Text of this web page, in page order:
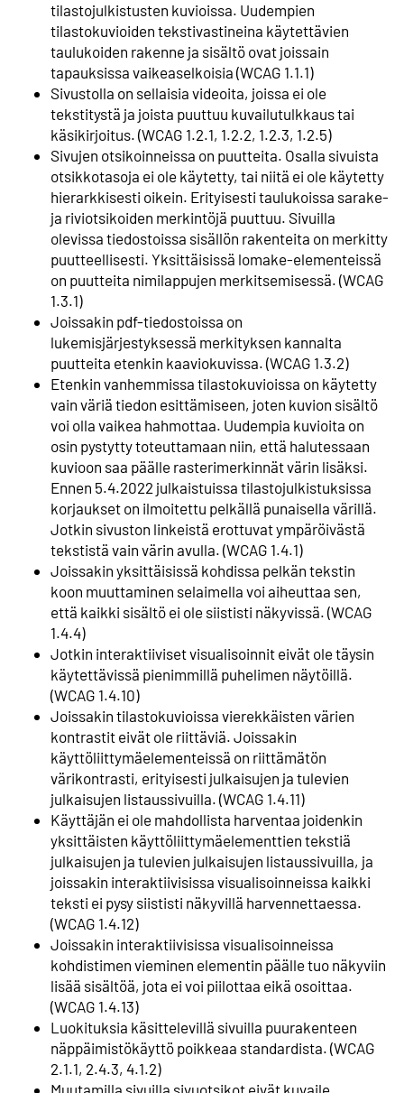
tilastojulkistusten kuvioissa. Uudempien
tilastokuvioiden tekstivastineina käytettävien
taulukoiden rakenne ja sisältö ovat joissain
tapauksissa vaikeaselkoisia (WCAG 1.1.1)
Sivustolla on sellaisia videoita, joissa ei ole
tekstitystä ja joista puuttuu kuvailutulkkaus tai
käsikirjoitus. (WCAG 1.2.1, 1.2.2, 1.2.3, 1.2.5)
Sivujen otsikoinneissa on puutteita. Osalla sivuista
otsikkotasoja ei ole käytetty, tai niitä ei ole käytetty
hierarkkisesti oikein. Erityisesti taulukoissa sarake-
ja riviotsikoiden merkintöjä puuttuu. Sivuilla
olevissa tiedostoissa sisällön rakenteita on merkitty
puutteellisesti. Yksittäisissä lomake-elementeissä
on puutteita nimilappujen merkitsemisessä. (WCAG
1.3.1)
Joissakin pdf-tiedostoissa on
lukemisjärjestyksessä merkityksen kannalta
puutteita etenkin kaaviokuvissa. (WCAG 1.3.2)
Etenkin vanhemmissa tilastokuvioissa on käytetty
vain väriä tiedon esittämiseen, joten kuvion sisältö
voi olla vaikea hahmottaa. Uudempia kuvioita on
osin pystytty toteuttamaan niin, että halutessaan
kuvioon saa päälle rasterimerkinnät värin lisäksi.
Ennen 5.4.2022 julkaistuissa tilastojulkistuksissa
korjaukset on ilmoitettu pelkällä punaisella värillä.
Jotkin sivuston linkeistä erottuvat ympäröivästä
tekstistä vain värin avulla. (WCAG 1.4.1)
Joissakin yksittäisissä kohdissa pelkän tekstin
koon muuttaminen selaimella voi aiheuttaa sen,
että kaikki sisältö ei ole siististi näkyvissä. (WCAG
1.4.4)
Jotkin interaktiiviset visualisoinnit eivät ole täysin
käytettävissä pienimmillä puhelimen näytöillä.
(WCAG 1.4.10)
Joissakin tilastokuvioissa vierekkäisten värien
kontrastit eivät ole riittäviä. Joissakin
käyttöliittymäelementeissä on riittämätön
värikontrasti, erityisesti julkaisujen ja tulevien
julkaisujen listaussivuilla. (WCAG 1.4.11)
Käyttäjän ei ole mahdollista harventaa joidenkin
yksittäisten käyttöliittymäelementtien tekstiä
julkaisujen ja tulevien julkaisujen listaussivuilla, ja
joissakin interaktiivisissa visualisoinneissa kaikki
teksti ei pysy siististi näkyvillä harvennettaessa.
(WCAG 1.4.12)
Joissakin interaktiivisissa visualisoinneissa
kohdistimen vieminen elementin päälle tuo näkyviin
lisää sisältöä, jota ei voi piilottaa eikä osoittaa.
(WCAG 1.4.13)
Luokituksia käsittelevillä sivuilla puurakenteen
näppäimistökäyttö poikkeaa standardista. (WCAG
2.1.1, 2.4.3, 4.1.2)